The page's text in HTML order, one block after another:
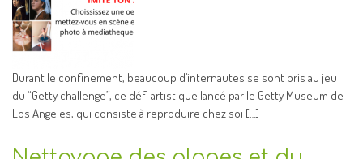
Durant le confinement, beaucoup d’internautes se sont pris au jeu
du “Getty challenge”, ce défi artistique lancé par le Getty Museum de
Los Angeles, qui consiste à reproduire chez soi […]